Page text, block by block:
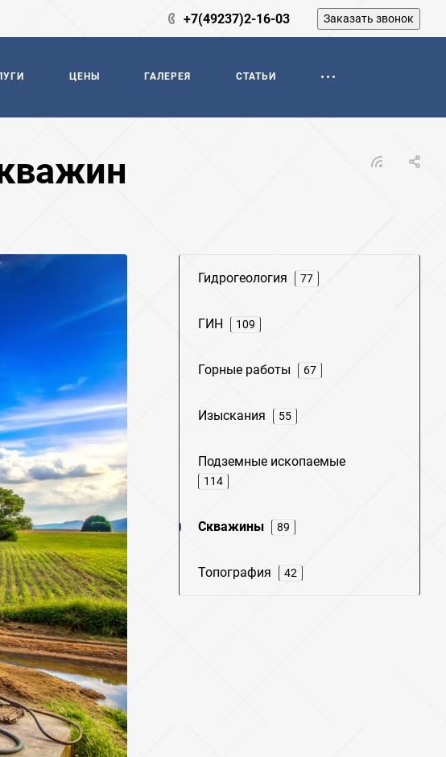
+7(49237)2-16-03 Заказать звонок
ЦЕНЫ ГАЛЕРЕЯ СТАТЬИ
Гидрогеология 77
ГИН 109
Горные работы 67
Изыскания 55
Подземные ископаемые
114
Скважины 89
Топография 42